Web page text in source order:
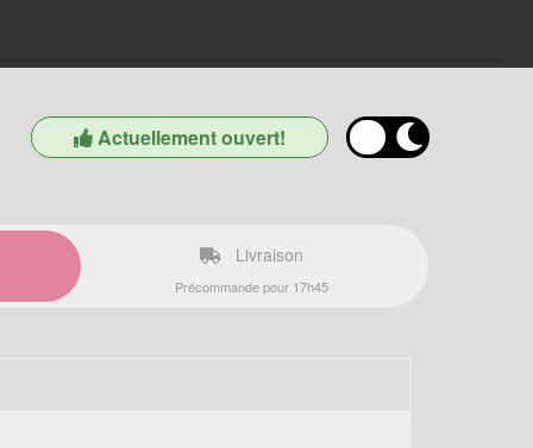
Actuellement ouvert!
Livraison
Précommande pour 17h45